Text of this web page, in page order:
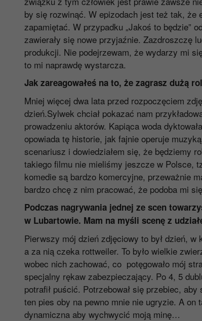
by się rozwinąć. W epizodach jest też tak, że
zapamiętać. W przypadku „Jakoś to będzie”
zawierały się nowe przyjaźnie. Zazdroszczę
produkcji. Nie podejrzewam, że wydarzy mi
to mi naprawdę wystarcza.
Jak zareagowałeś na to, że zagrasz dużą
Mniej więcej dwa lata przed rozpoczęciem
dzień.Sylwek chciał pokazać nam
prowadzeniu aktorów. Kapiąca woda
opowiada tę historie, jak fajnie operuje
scenariusz i dowiedziałem się, że będziemy
takiego filmu nie mieliśmy jeszcze w Polsce,
komedie są bardzo komercyjne, przeważnie
bardzo chcę z nim pracować, że podoba mi
Podczas nagrywania jednej ze scen
w Lubartowie. Mam na myśli scenę z
Pierwszy mój dzień zdjęciowy to był dzień,
a za nią czeka rottweiler. To było wielkie
wobec nich zachować, co potęgowało mój
specjalny rękaw zabezpieczający. Po 4, 5
potrafił puścić. Potrzebował się przebiec,
ten pies oby na pewno mnie nie ugryzie. A on
dynamiczna aby wychwycić moją minę…